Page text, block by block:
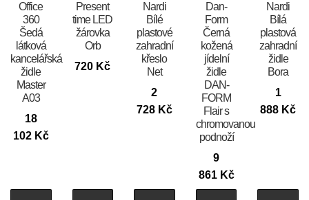
Office
360
Šedá
látková
kancelářská
židle
Master
A03
18
102 Kč
Present
time LED
žárovka
Orb
720 Kč
Nardi
Bílé
plastové
zahradní
křeslo
Net
2
728 Kč
​​​​​Dan-
Form
Černá
kožená
jídelní
židle
DAN-
FORM
Flair s
chromovanou
podnoží
9
861 Kč
Nardi
Bílá
plastová
zahradní
židle
Bora
1
888 Kč